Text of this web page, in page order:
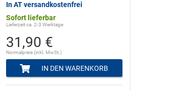
In AT versandkostenfrei
Sofort lieferbar
Lieferzeit ca. 2-3 Werktage
31,90 €
Normalpreis (inkl. MwSt.)
IN DEN WARENKORB